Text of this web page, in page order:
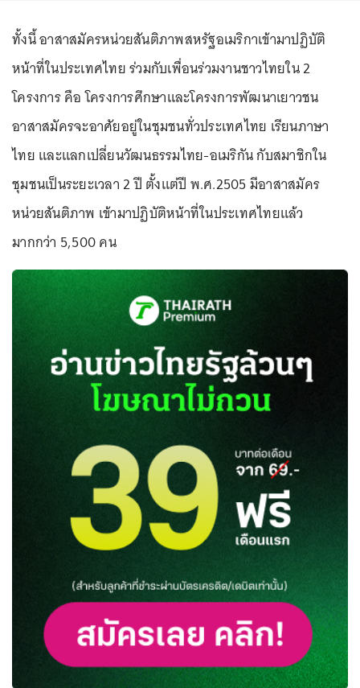
ทั้งนี้ อาสาสมัครหน่วยสันติภาพสหรัฐอเมริกาเข้ามาปฏิบัติ
หน้าที่ในประเทศไทย ร่วมกับเพื่อนร่วมงานชาวไทยใน 2
โครงการ คือ โครงการศึกษาและโครงการพัฒนาเยาวชน
อาสาสมัครจะอาศัยอยู่ในชุมชนทั่วประเทศไทย เรียนภาษา
ไทย และแลกเปลี่ยนวัฒนธรรมไทย-อเมริกัน กับสมาชิกใน
ชุมชนเป็นระยะเวลา 2 ปี ตั้งแต่ปี พ.ศ.2505 มีอาสาสมัคร
หน่วยสันติภาพ เข้ามาปฏิบัติหน้าที่ในประเทศไทยแล้ว
มากกว่า 5,500 คน